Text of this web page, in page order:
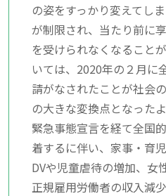
の姿をすっかり変えてし
が制限され、当たり前に
を受けられなくなるこ
いては、2020年の２月に
請がなされたことが社会
の大きな変換点となった
緊急事態宣言を経て全国
着するに伴い、家事・育
DVや児童虐待の増加、女
正規雇用労働者の収入減